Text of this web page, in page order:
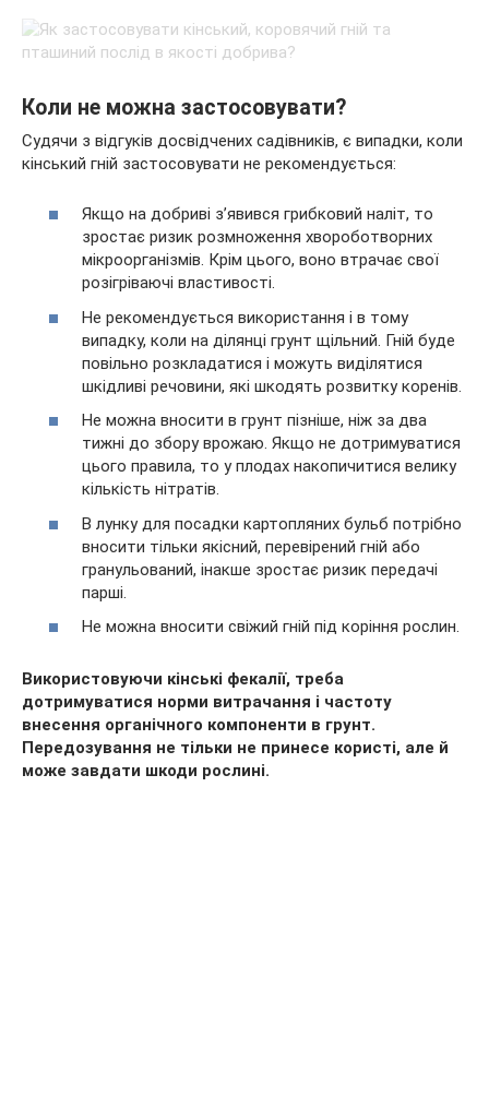
Коли не можна застосовувати?
Судячи з відгуків досвідчених садівників, є випадки, коли
кінський гній застосовувати не рекомендується:
Якщо на добриві з’явився грибковий наліт, то
зростає ризик розмноження хвороботворних
мікроорганізмів. Крім цього, воно втрачає свої
розігріваючі властивості.
Не рекомендується використання і в тому
випадку, коли на ділянці грунт щільний. Гній буде
повільно розкладатися і можуть виділятися
шкідливі речовини, які шкодять розвитку коренів.
Не можна вносити в грунт пізніше, ніж за два
тижні до збору врожаю. Якщо не дотримуватися
цього правила, то у плодах накопичитися велику
кількість нітратів.
В лунку для посадки картопляних бульб потрібно
вносити тільки якісний, перевірений гній або
гранульований, інакше зростає ризик передачі
парші.
Не можна вносити свіжий гній під коріння рослин.
Використовуючи кінські фекалії, треба
дотримуватися норми витрачання і частоту
внесення органічного компоненти в грунт.
Передозування не тільки не принесе користі, але й
може завдати шкоди рослині.